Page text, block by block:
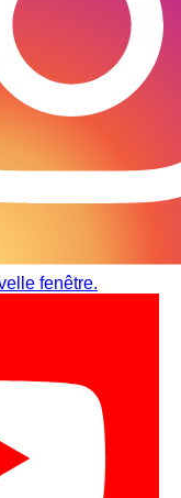
fenêtre.